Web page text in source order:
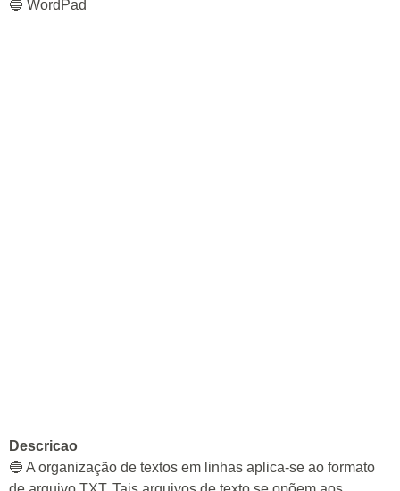
🔵 WordPad
Descricao
🔵 A organização de textos em linhas aplica-se ao formato